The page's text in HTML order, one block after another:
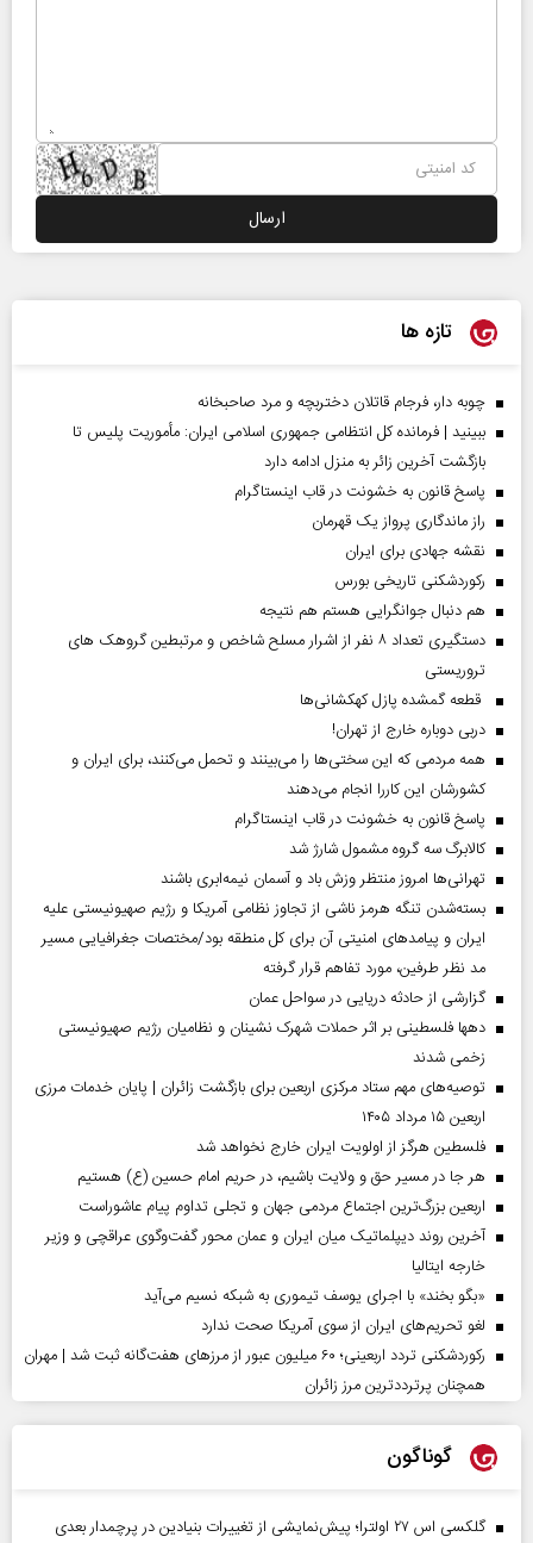
تازه ها
چوبه دار، فرجام قاتلان دختربچه و مرد صاحبخانه
ببینید | فرمانده کل انتظامی جمهوری اسلامی ایران­: مأموریت پلیس تا
بازگشت آخرین زائر به منزل ادامه دارد
پاسخ قانون به خشونت در قاب اینستاگرام
راز ماندگاری پرواز یک قهرمان
نقشه جهادی برای ایران
رکوردشکنی تاریخی بورس
هم دنبال جوانگرایی هستم هم نتیجه
دستگیری تعداد ۸ نفر از اشرار مسلح شاخص و مرتبطین گروهک های
تروریستی
قطعه گمشده پازل کهکشانی‌ها
دربی دوباره خارج از تهران!
همه مردمی که این سختی‌ها را می‌بینند و تحمل می‌کنند، برای ایران و
کشورشان این کاررا انجام می‌دهند
پاسخ قانون به خشونت در قاب اینستاگرام
کالابرگ سه گروه مشمول شارژ شد
تهرانی‌ها امروز منتظر وزش باد و آسمان نیمه‌ابری باشند
بسته‌شدن تنگه هرمز ناشی از تجاوز نظامی آمریکا و رژیم صهیونیستی علیه
ایران و پیامد‌های امنیتی آن برای کل منطقه بود/مختصات جغرافیایی مسیر
مد نظر طرفین، مورد تفاهم قرار گرفته
گزارشی از حادثه دریایی در سواحل عمان
دهها فلسطینی بر اثر حملات شهرک نشینان و نظامیان رژیم صهیونیستی
زخمی شدند
توصیه‌های مهم ستاد مرکزی اربعین برای بازگشت زائران | پایان خدمات مرزی
اربعین ۱۵ مرداد ۱۴۰۵
فلسطین هرگز از اولویت ایران خارج نخواهد شد
هر جا در مسیر حق و ولایت باشیم، در حریم امام حسین (ع) هستیم
اربعین بزرگ‌ترین اجتماع مردمی جهان و تجلی تداوم پیام عاشوراست
آخرین روند دیپلماتیک میان ایران و عمان محور گفت‌وگوی عراقچی و وزیر
خارجه ایتالیا
«بگو بخند» با اجرای یوسف تیموری به شبکه نسیم می‌آید
لغو تحریم‌های ایران از سوی آمریکا صحت ندارد
رکوردشکنی تردد اربعینی؛ ۶۰ میلیون عبور از مرزهای هفت‌گانه ثبت شد | مهران
همچنان پرترددترین مرز زائران
گوناگون
گلکسی اس ۲۷ اولترا؛ پیش‌نمایشی از تغییرات بنیادین در پرچمدار بعدی